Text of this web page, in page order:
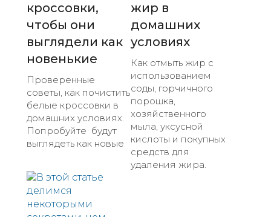
кроссовки,
чтобы они
выглядели как
новенькие
Проверенные
советы, как почистить
белые кроссовки в
домашних условиях.
Попробуйте будут
выглядеть как новые
жир в
домашних
условиях
Как отмыть жир с
использованием
соды, горчичного
порошка,
хозяйственного
мыла, уксусной
кислоты и покупных
средств для
удаления жира.